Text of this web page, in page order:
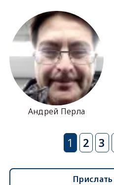
Андрей Перла
1 2 3